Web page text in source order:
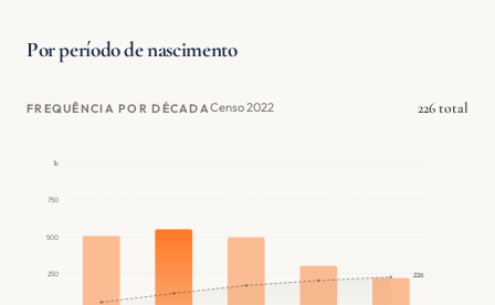
Por período de nascimento
FREQUÊNCIA POR DÉCADACenso 2022 226 total
250
500
750
1k
226